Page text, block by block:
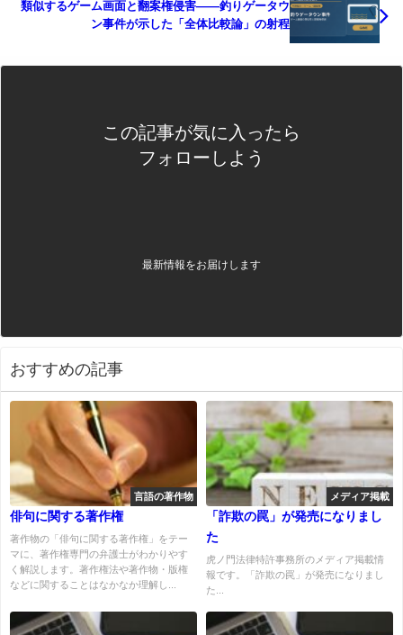
類似するゲーム画面と翻案権侵害――釣りゲータウ
ン事件が示した「全体比較論」の射程
この記事が気に入ったら
フォローしよう
最新情報をお届けします
おすすめの記事
言語の著作物
俳句に関する著作権
著作物の「俳句に関する著作権」をテー
マに、著作権専門の弁護士がわかりやす
く解説します。著作権法や著作物・版権
などに関することはなかなか理解し...
メディア掲載
「詐欺の罠」が発売になりまし
た
虎ノ門法律特許事務所のメディア掲載情
報です。「詐欺の罠」が発売になりまし
た...